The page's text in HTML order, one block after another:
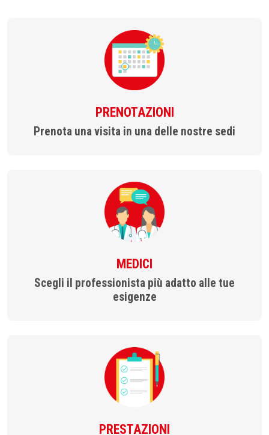
PRENOTAZIONI
Prenota una visita in una delle nostre sedi
MEDICI
Scegli il professionista più adatto alle tue
esigenze
PRESTAZIONI